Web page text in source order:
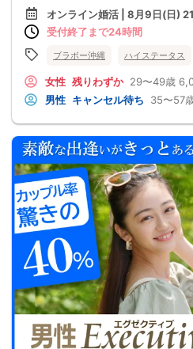
オンライン婚活 | 8月9日(日)
受付終了まで24時間
ブラボー沖縄 ハイステータス
女性 残りわずか 29〜49歳
男性 キャンセル待ち 35〜57